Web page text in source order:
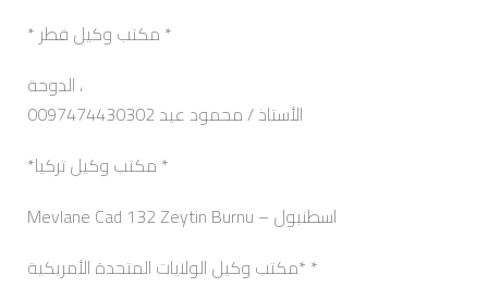
* مكتب وكيل قطر *
الدوحة ،
0097474430302 الأستاذ / محمود عيد
*مكتب وكيل تركيا *
Mevlane Cad 132 Zeytin Burnu – اسطنبول
مكتب وكيل الولايات المتحدة الأمريكية* *